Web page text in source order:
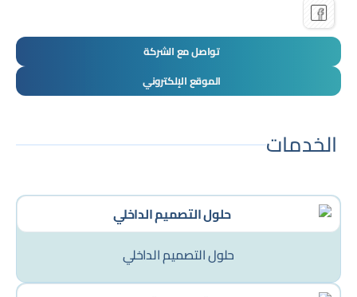
تواصل مع الشركة
الموقع الإلكتروني
الخدمات
حلول التصميم الداخلي